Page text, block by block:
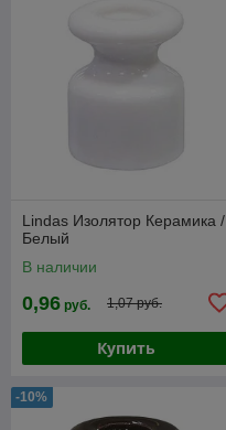
Lindas Изолятор Керамика /
Белый
В наличии
0,96 руб. 1,07 руб.
Купить
-10%